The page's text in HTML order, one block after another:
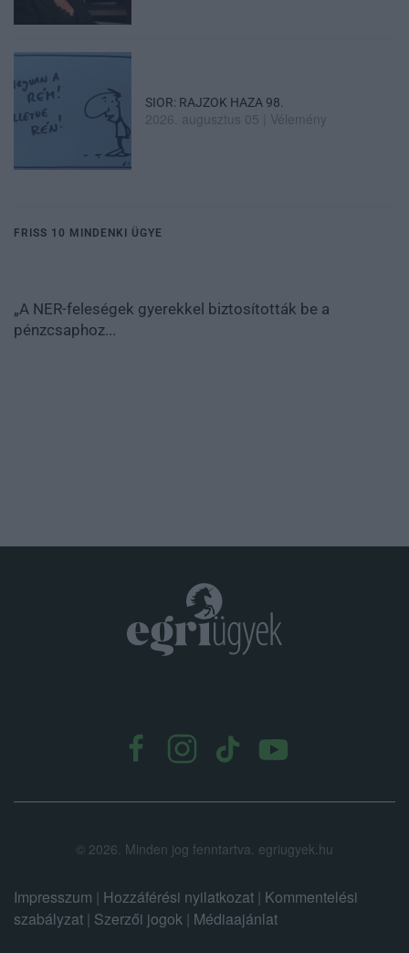
SIOR: RAJZOK HAZA 98.
2026. augusztus 05 Vélemény
FRISS 10 MINDENKI ÜGYE
„A NER-feleségek gyerekkel biztosították be a
pénzcsaphoz...
© 2026. Minden jog fenntartva. egriugyek.hu
Impresszum | Hozzáférési nyilatkozat | Kommentelési
szabályzat | Szerzői jogok | Médiaajánlat